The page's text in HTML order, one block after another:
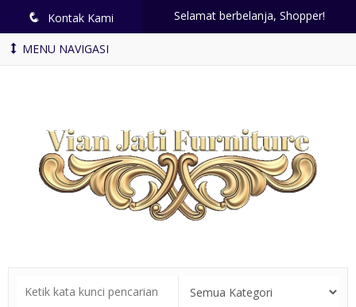
q Kontak Kami Selamat berbelanja, Shopper!
MENU NAVIGASI